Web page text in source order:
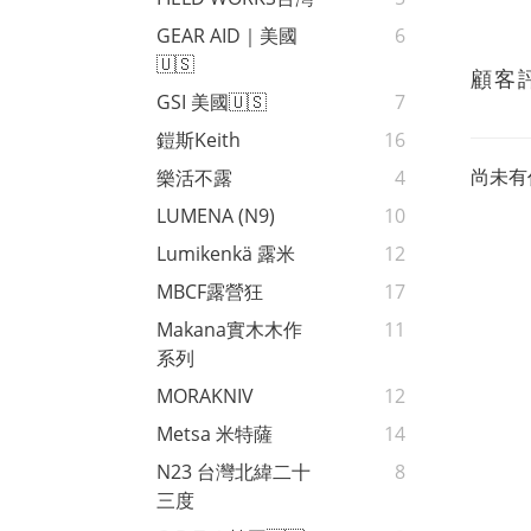
GEAR AID｜美國
🇺🇸
6
GSI 美國🇺🇸
7
鎧斯Keith
16
樂活不露
4
LUMENA (N9)
10
Lumikenkä 露米
12
MBCF露營狂
17
Makana實木木作
系列
11
MORAKNIV
12
Metsa 米特薩
14
N23 台灣北緯二十
三度
8
顧客
尚未